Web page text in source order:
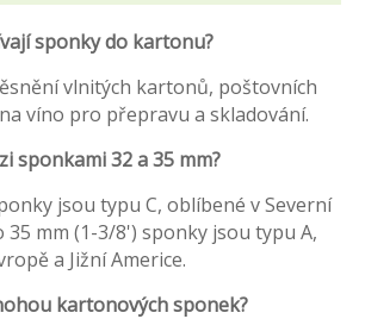
sponky do kartonu?
vlnitých kartonů, poštovních
víno pro přepravu a skladování.
sponkami 32 a 35 mm?
jsou typu C, oblíbené v Severní
35 mm (1-3/8') sponky jsou typu A,
a Jižní Americe.
kartonových sponek?